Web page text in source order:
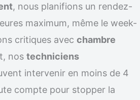
, nous planifions un rendez-
maximum, même le week-
critiques avec chambre
nos techniciens
intervenir en moins de 4
compte pour stopper la